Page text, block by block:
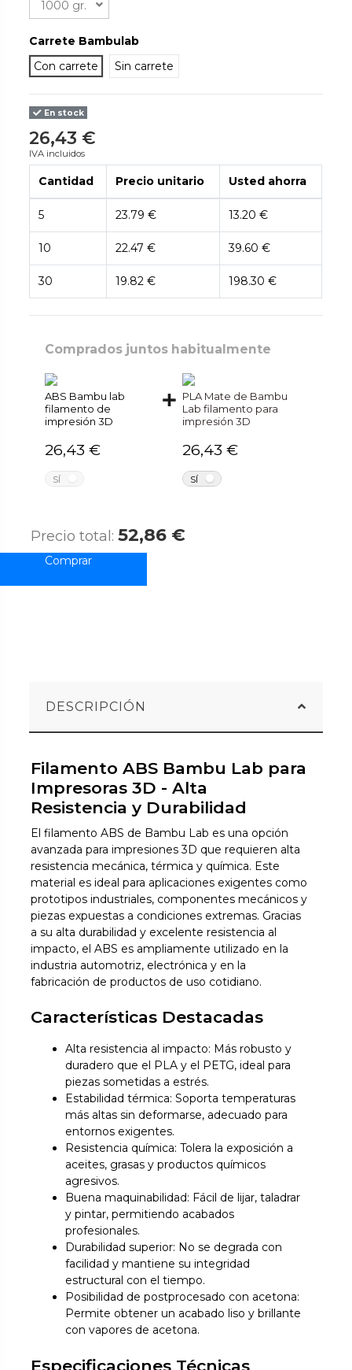
Carrete Bambulab
Con carrete
Sin carrete
En stock
26,43 €
IVA incluidos
Cantidad Precio unitario Usted ahorra
5 23.79 € 13.20 €
10 22.47 € 39.60 €
30 19.82 € 198.30 €
Comprados juntos habitualmente
ABS Bambu lab
filamento de
impresión 3D
26,43 €
SÍ
PLA Mate de Bambu
Lab filamento para
impresión 3D
26,43 €
SÍ
Precio total: 52,86 €
DESCRIPCIÓN
Filamento ABS Bambu Lab para
Impresoras 3D - Alta
Resistencia y Durabilidad
El filamento ABS de Bambu Lab es una opción
avanzada para impresiones 3D que requieren alta
resistencia mecánica, térmica y química. Este
material es ideal para aplicaciones exigentes como
prototipos industriales, componentes mecánicos y
piezas expuestas a condiciones extremas. Gracias
a su alta durabilidad y excelente resistencia al
impacto, el ABS es ampliamente utilizado en la
industria automotriz, electrónica y en la
fabricación de productos de uso cotidiano.
Características Destacadas
Alta resistencia al impacto: Más robusto y
duradero que el PLA y el PETG, ideal para
piezas sometidas a estrés.
Estabilidad térmica: Soporta temperaturas
más altas sin deformarse, adecuado para
entornos exigentes.
Resistencia química: Tolera la exposición a
aceites, grasas y productos químicos
agresivos.
Buena maquinabilidad: Fácil de lijar, taladrar
y pintar, permitiendo acabados
profesionales.
Durabilidad superior: No se degrada con
facilidad y mantiene su integridad
estructural con el tiempo.
Posibilidad de postprocesado con acetona:
Permite obtener un acabado liso y brillante
con vapores de acetona.
Especificaciones Técnicas